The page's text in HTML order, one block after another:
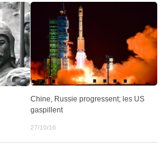
Chine, Russie progressent; les US
gaspillent
27/10/16